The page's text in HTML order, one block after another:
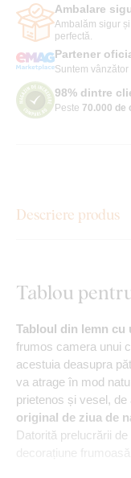
Ambalare
Ambalăm sigur
perfectă.
Partener
Suntem vânzător
98% dintre
Peste 70.000 de
Descriere produs
Tablou
Tabloul din lemn cu
frumos camera unui
acestuia deasupra
va atrage în mod
prietenos și vesel,
original de ziua de
Datorită prelucrării
decorațiune